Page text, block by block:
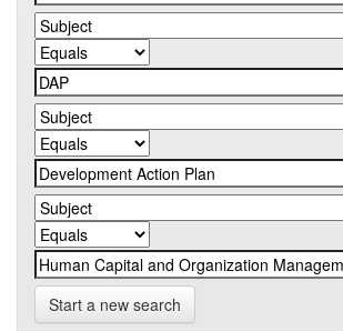
Start a new search